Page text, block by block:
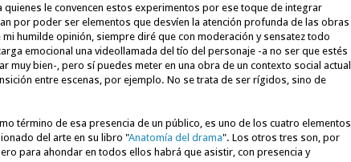
le convencen estos experimentos por ese toque de integrar
por poder ser elementos que desvíen la atención profunda de las obras
humilde opinión, siempre diré que con moderación y sensatez todo
emocional una videollamada del tío del personaje -a no ser que estés
muy bien-, pero sí puedes meter en una obra de un contexto social actual
entre escenas, por ejemplo. No se trata de ser rígidos, sino de
término de esa presencia de un público, es uno de los cuatro elementos
del arte en su libro "Anatomía del drama". Los otros tres son, por
para ahondar en todos ellos habrá que asistir, con presencia y